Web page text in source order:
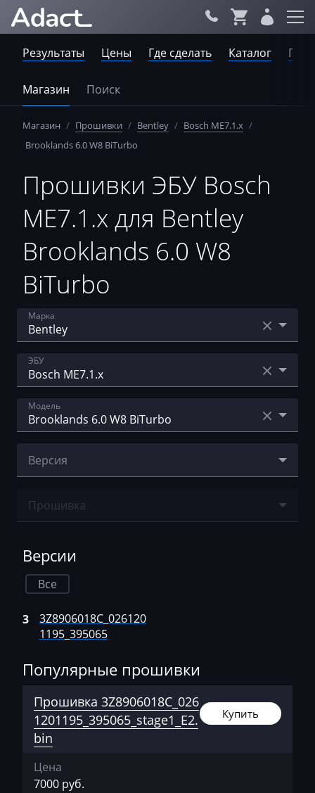
Результаты Цены Где сделать Каталог
Магазин Поиск
Магазин / Прошивки / Bentley / Bosch ME7.1.x /
Brooklands 6.0 W8 BiTurbo
Прошивки ЭБУ Bosch
ME7.1.x для Bentley
Brooklands 6.0 W8
BiTurbo
Марка
Acura
AebiSchmidt
Agco
Agrifac
Albach
AshokLeyland
Atlas
Audi
AVR
BAIC
Bajaj
Bauer
ЭБУ
Bosch ME17.1.1
Bosch ME7.1.x
Модель
Continental GT 6.0 W12 Biturbo
Continental GT 6.0 W8 Biturbo
Версия
Прошивка
Версии
Все
3
3Z8906018C_026120
1195_395065
Популярные прошивки
Прошивка 3Z8906018C_026
1201195_395065_stage1_E2.
bin
Купить
Цена
7000 руб.